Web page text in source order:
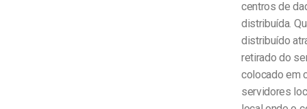
centros de
distribuída.
distribuído
retirado do
colocado em
servidores